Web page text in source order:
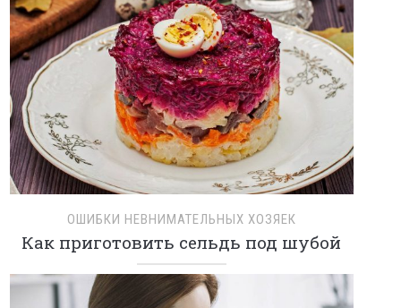
ОШИБКИ НЕВНИМАТЕЛЬНЫХ ХОЗЯЕК
Как приготовить сельдь под шубой